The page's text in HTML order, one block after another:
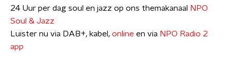
24 Uur per dag soul en jazz op ons themakanaal
NPO
Soul & Jazz
Luister nu via DAB+, kabel, online en via NPO Radio 2
app